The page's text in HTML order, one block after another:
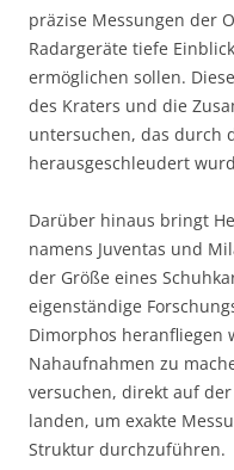
präzise Messungen der
Radargeräte tiefe
ermöglichen sollen.
des Kraters und die
untersuchen, das durch
herausgeschleudert
Darüber hinaus bringt
namens Juventas und
der Größe eines
eigenständige
Dimorphos heranfliegen
Nahaufnahmen zu
versuchen, direkt auf
landen, um exakte
Struktur durchzuführen.